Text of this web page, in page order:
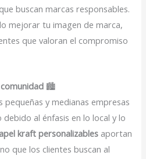
buscan marcas responsables.
mejorar tu imagen de marca,
que valoran el compromiso
🏙️
pequeñas y medianas empresas
al énfasis en lo local y lo
kraft personalizables aportan
que los clientes buscan al